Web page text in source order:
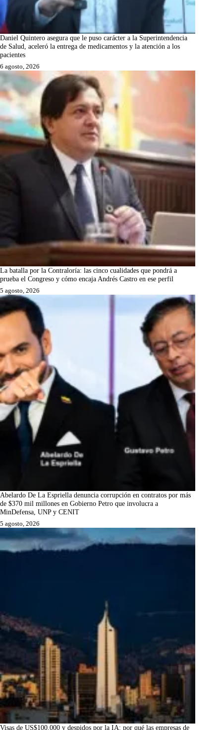
Daniel Quintero asegura que le puso carácter a la Superintendencia
de Salud, aceleró la entrega de medicamentos y la atención a los
pacientes
6 agosto, 2026
La batalla por la Contraloría: las cinco cualidades que pondrá a
prueba el Congreso y cómo encaja Andrés Castro en ese perfil
5 agosto, 2026
Abelardo De La Espriella denuncia corrupción en contratos por más
de $370 mil millones en Gobierno Petro que involucra a
MinDefensa, UNP y CENIT
5 agosto, 2026
Visas de US$100.000 y despidos por la IA: por qué las empresas de